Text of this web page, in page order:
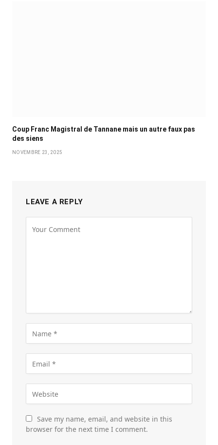
Coup Franc Magistral de Tannane mais un autre faux pas
des siens
NOVEMBRE 23, 2025
LEAVE A REPLY
Save my name, email, and website in this
browser for the next time I comment.